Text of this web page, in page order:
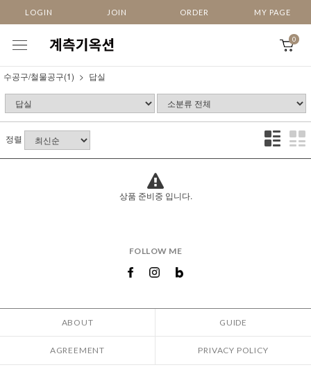
LOGIN JOIN ORDER MY PAGE
0
수공구/철물공구(1) 답실
정렬
상품 준비중 입니다.
FOLLOW ME
ABOUT GUIDE
AGREEMENT PRIVACY POLICY